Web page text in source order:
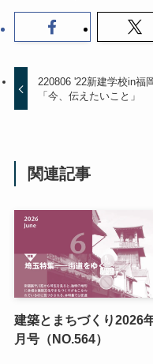
220806 '22新建学校in福
「今、伝えたいこと」
関連記事
建築とまちづくり2026
月号（NO.564）